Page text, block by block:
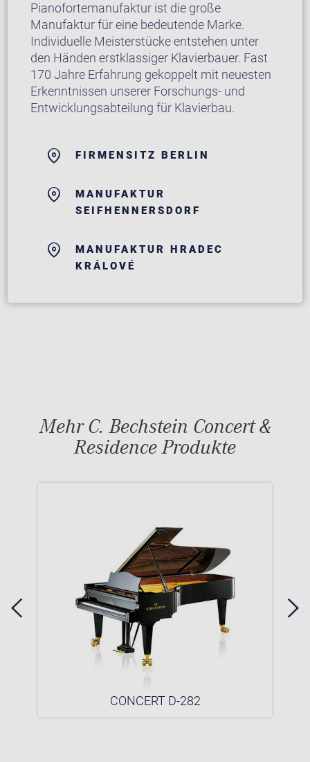
Pianofortemanufaktur ist die große
Manufaktur für eine bedeutende Marke.
Individuelle Meisterstücke entstehen unter
den Händen erstklassiger Klavierbauer. Fast
170 Jahre Erfahrung gekoppelt mit neuesten
Erkenntnissen unserer Forschungs- und
Entwicklungsabteilung für Klavierbau.
FIRMENSITZ BERLIN
MANUFAKTUR
SEIFHENNERSDORF
MANUFAKTUR HRADEC
KRÁLOVÉ
Mehr C. Bechstein Concert &
Residence Produkte
CONCERT D-282